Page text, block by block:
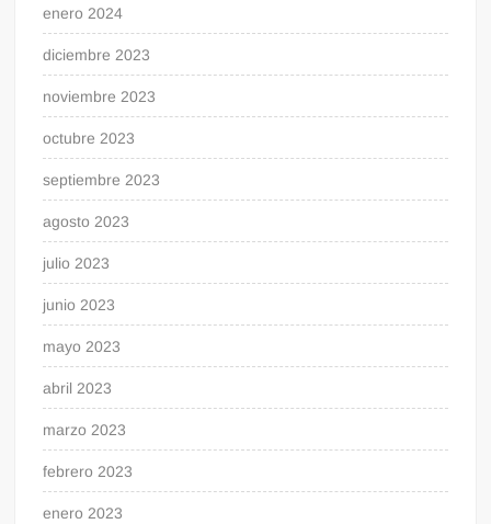
enero 2024
diciembre 2023
noviembre 2023
octubre 2023
septiembre 2023
agosto 2023
julio 2023
junio 2023
mayo 2023
abril 2023
marzo 2023
febrero 2023
enero 2023